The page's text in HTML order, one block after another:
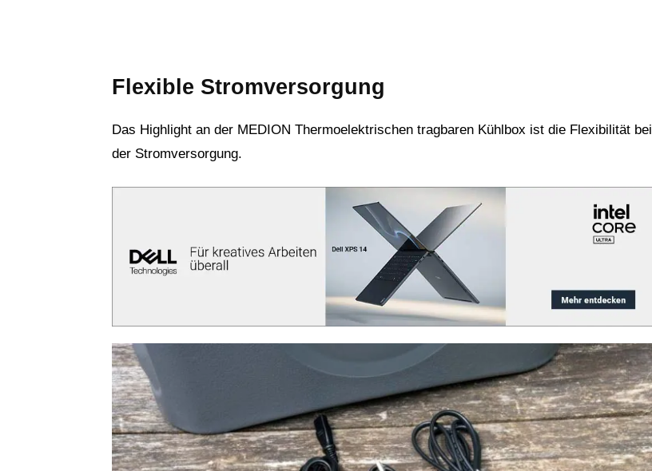
Flexible Stromversorgung
Das Highlight an der MEDION Thermoelektrischen tragbaren Kühlbox ist die Flexibilität bei
der Stromversorgung.